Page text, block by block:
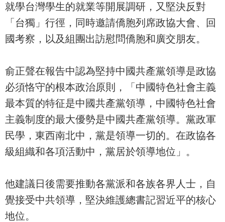
就學台灣學生的就業等開展調研，又堅決反對
「台獨」行徑，同時邀請僑胞列席政協大會、回
國考察，以及組團出訪慰問僑胞和廣交朋友。
俞正聲在報告中認為堅持中國共產黨領導是政協
必須恪守的根本政治原則，「中國特色社會主義
最本質的特征是中國共產黨領導，中國特色社會
主義制度的最大優勢是中國共產黨領導。黨政軍
民學，東西南北中，黨是領導一切的。在政協各
級組織和各項活動中，黨居於領導地位」。
他建議日後需要推動各黨派和各族各界人士，自
覺接受中共領導，堅決維護總書記習近平的核心
地位。